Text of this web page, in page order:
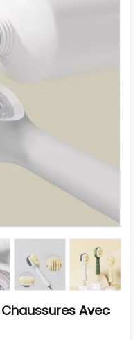
Avec